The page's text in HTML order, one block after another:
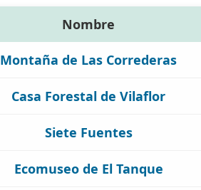
Nombre
Montaña de Las Correderas
Casa Forestal de Vilaflor
Siete Fuentes
Ecomuseo de El Tanque